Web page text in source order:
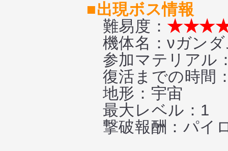
■出現ボス情報
難易度：
機体名：νガン
参加マテリアル
復活までの時間
地形：宇宙
最大レベル：1
撃破報酬：パイ